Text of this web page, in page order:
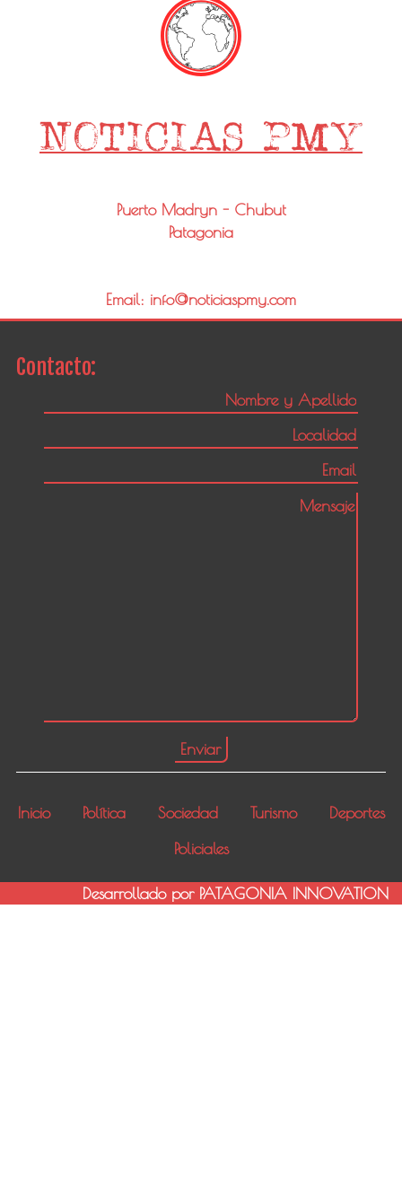
Puerto Madryn - Chubut
Patagonia
Email: info@noticiaspmy.com
Contacto:
Inicio Política Sociedad Turismo
Deportes
Policiales
Desarrollado por PATAGONIA INNOVATION